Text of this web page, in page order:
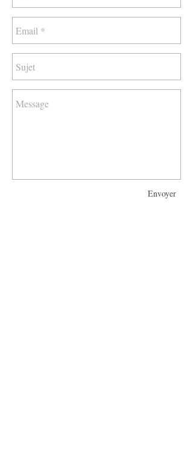
Envoyer